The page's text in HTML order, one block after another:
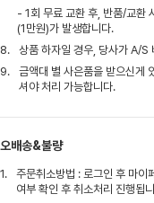
- 1회 무료 교환 후, 반품/교환
(1만원)가 발생합니다.
8.
상품 하자일 경우, 당사가 A/S
9.
금액대 별 사은품을 받으신게
셔야 처리 가능합니다.
오배송&불량
1.
주문취소방법 : 로그인 후 마
여부 확인 후 취소처리 진행됩